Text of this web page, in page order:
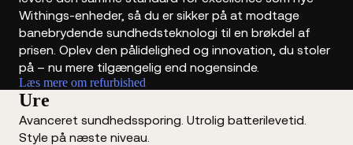
Withings-enheder, så du er sikker på at modtage
banebrydende sundhedsteknologi til en brøkdel af
prisen. Oplev den pålidelighed og innovation, du stoler
på – nu mere tilgængelig end nogensinde.
Læs mere om refurbished
Ure
Avanceret sundhedssporing. Utrolig batterilevetid.
Style på næste niveau.